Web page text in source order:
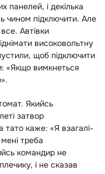
панелей, і декілька
чином підключити. Але
Автівки
високовольтну
щоб підключити
«Якщо вимкнеться
Якийсь
затвор
тато каже: «Я взагалі-
треба
командир не
і не сказав